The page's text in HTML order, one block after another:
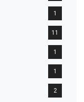
1
11
1
1
2